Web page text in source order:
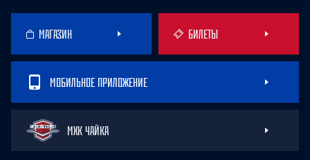
МАГАЗИН БИЛЕТЫ
МОБИЛЬНОЕ ПРИЛОЖЕНИЕ
МХК ЧАЙКА